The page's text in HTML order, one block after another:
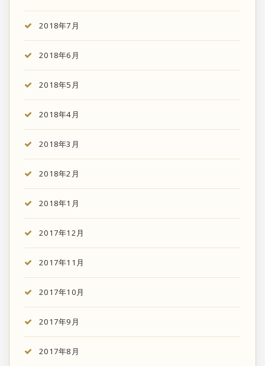
2018年7月
2018年6月
2018年5月
2018年4月
2018年3月
2018年2月
2018年1月
2017年12月
2017年11月
2017年10月
2017年9月
2017年8月